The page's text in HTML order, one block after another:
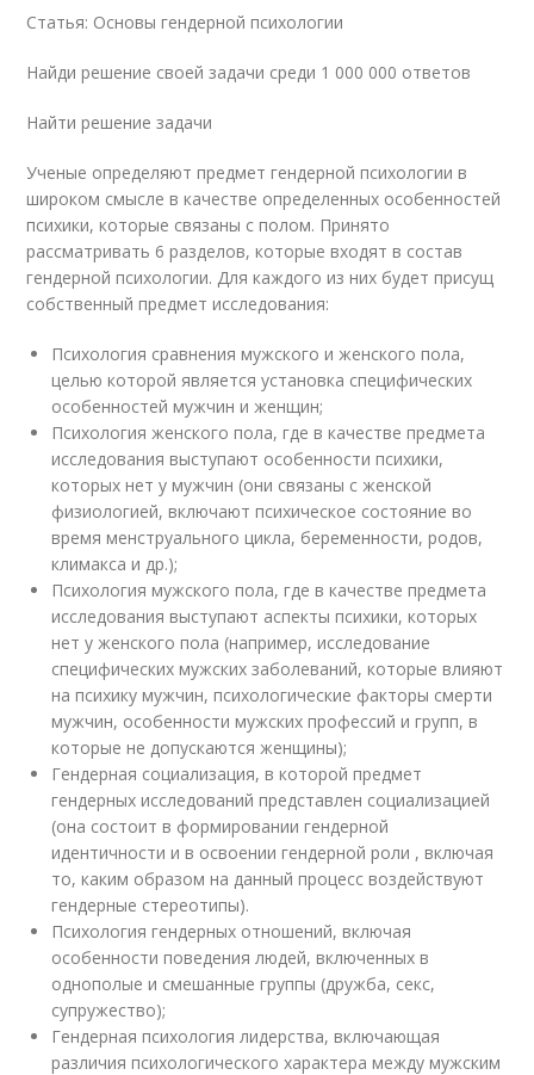
Статья: Основы гендерной психологии
Найди решение своей задачи среди 1 000 000 ответов
Найти решение задачи
Ученые определяют предмет гендерной психологии в
широком смысле в качестве определенных особенностей
психики, которые связаны с полом. Принято
рассматривать 6 разделов, которые входят в состав
гендерной психологии. Для каждого из них будет присущ
собственный предмет исследования:
Психология сравнения мужского и женского пола,
целью которой является установка специфических
особенностей мужчин и женщин;
Психология женского пола, где в качестве предмета
исследования выступают особенности психики,
которых нет у мужчин (они связаны с женской
физиологией, включают психическое состояние во
время менструального цикла, беременности, родов,
климакса и др.);
Психология мужского пола, где в качестве предмета
исследования выступают аспекты психики, которых
нет у женского пола (например, исследование
специфических мужских заболеваний, которые влияют
на психику мужчин, психологические факторы смерти
мужчин, особенности мужских профессий и групп, в
которые не допускаются женщины);
Гендерная социализация, в которой предмет
гендерных исследований представлен социализацией
(она состоит в формировании гендерной
идентичности и в освоении гендерной роли , включая
то, каким образом на данный процесс воздействуют
гендерные стереотипы).
Психология гендерных отношений, включая
особенности поведения людей, включенных в
однополые и смешанные группы (дружба, секс,
супружество);
Гендерная психология лидерства, включающая
различия психологического характера между мужским